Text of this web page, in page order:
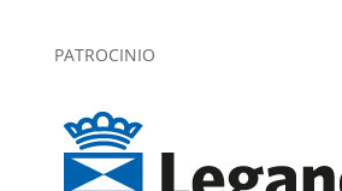
PATROCINIO